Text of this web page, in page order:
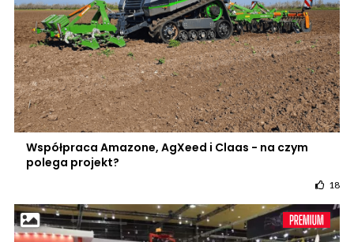
Współpraca Amazone, AgXeed i Claas - na czym
polega projekt?
18